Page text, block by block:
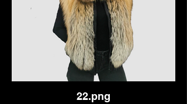
22.png